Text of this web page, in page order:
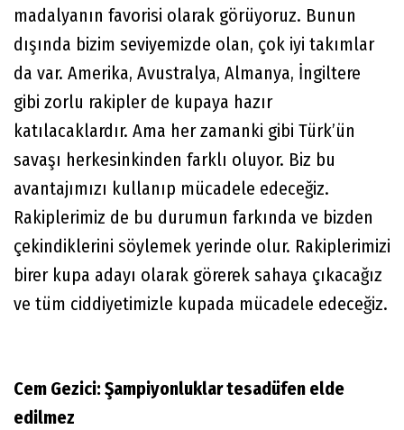
madalyanın favorisi olarak görüyoruz. Bunun
dışında bizim seviyemizde olan, çok iyi takımlar
da var. Amerika, Avustralya, Almanya, İngiltere
gibi zorlu rakipler de kupaya hazır
katılacaklardır. Ama her zamanki gibi Türk’ün
savaşı herkesinkinden farklı oluyor. Biz bu
avantajımızı kullanıp mücadele edeceğiz.
Rakiplerimiz de bu durumun farkında ve bizden
çekindiklerini söylemek yerinde olur. Rakiplerimizi
birer kupa adayı olarak görerek sahaya çıkacağız
ve tüm ciddiyetimizle kupada mücadele edeceğiz.
Cem Gezici: Şampiyonluklar tesadüfen elde
edilmez